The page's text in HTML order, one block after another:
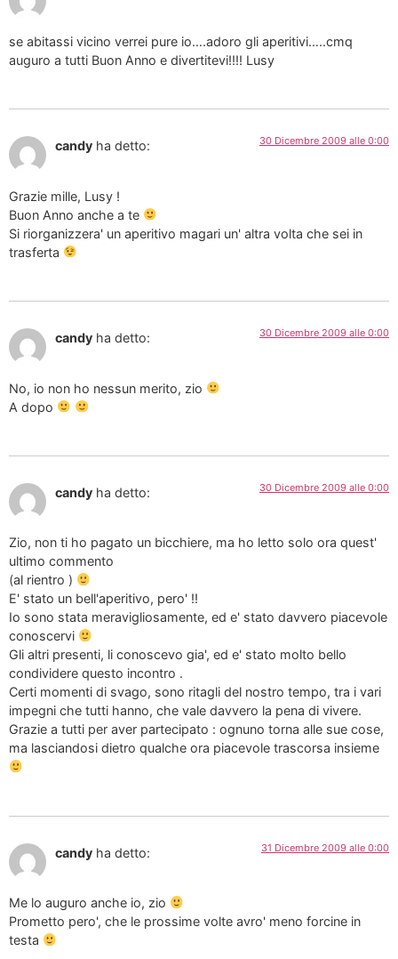
se abitassi vicino verrei pure io….adoro gli aperitivi…..cmq
auguro a tutti Buon Anno e divertitevi!!!! Lusy
candy ha detto: 30 Dicembre 2009 alle 0:00
Grazie mille, Lusy !
Buon Anno anche a te
Si riorganizzera' un aperitivo magari un' altra volta che sei in
trasferta
candy ha detto: 30 Dicembre 2009 alle 0:00
No, io non ho nessun merito, zio
A dopo
candy ha detto: 30 Dicembre 2009 alle 0:00
Zio, non ti ho pagato un bicchiere, ma ho letto solo ora quest'
ultimo commento
(al rientro )
E' stato un bell'aperitivo, pero' !!
Io sono stata meravigliosamente, ed e' stato davvero piacevole
conoscervi
Gli altri presenti, li conoscevo gia', ed e' stato molto bello
condividere questo incontro .
Certi momenti di svago, sono ritagli del nostro tempo, tra i vari
impegni che tutti hanno, che vale davvero la pena di vivere.
Grazie a tutti per aver partecipato : ognuno torna alle sue cose,
ma lasciandosi dietro qualche ora piacevole trascorsa insieme
candy ha detto: 31 Dicembre 2009 alle 0:00
Me lo auguro anche io, zio
Prometto pero', che le prossime volte avro' meno forcine in
testa